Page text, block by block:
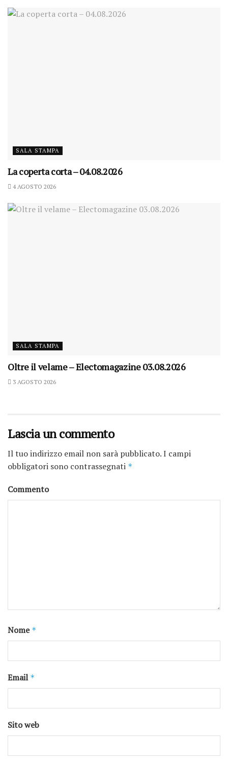
SALA STAMPA
La coperta corta – 04.08.2026
4 AGOSTO 2026
SALA STAMPA
Oltre il velame – Electomagazine 03.08.2026
3 AGOSTO 2026
Lascia un commento
Il tuo indirizzo email non sarà pubblicato.I campi
obbligatori sono contrassegnati *
Commento
Nome *
Email *
Sito web